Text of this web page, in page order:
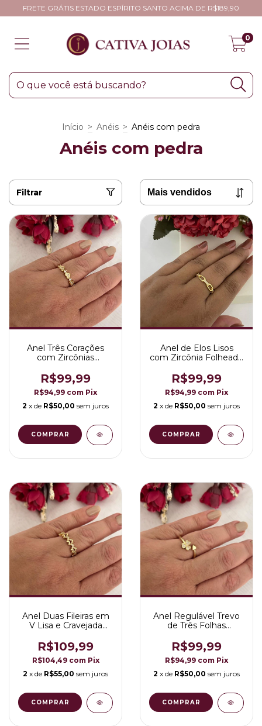
FRETE GRÁTIS ESTADO ESPÍRITO SANTO ACIMA DE R$189,90
0
Início > Anéis > Anéis com pedra
Anéis com pedra
Filtrar
Anel Três Corações
com Zircônias
Ouro 18K
R$99,99
R$94,99 com Pix
2 x de R$50,00 sem juros
COMPRAR
Anel de Elos Lisos
com Zircônia Folheado
R$99,99
R$94,99 com Pix
2 x de R$50,00 sem juros
COMPRAR
Anel Duas Fileiras em
V Lisa e Cravejada
R$109,99
R$104,49 com Pix
2 x de R$55,00 sem juros
COMPRAR
Anel Regulável Trevo
de Três Folhas
Coração na Ponta
Folheado a Ouro 18K
R$99,99
R$94,99 com Pix
2 x de R$50,00 sem juros
COMPRAR